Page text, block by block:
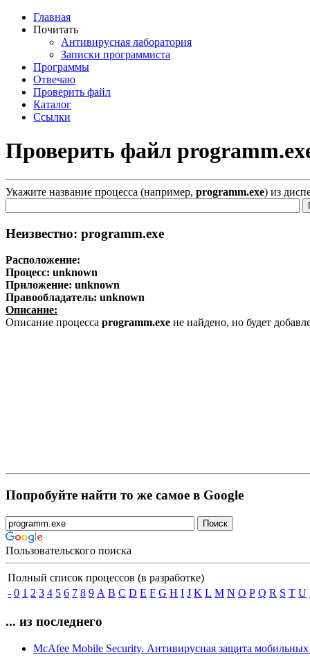
Главная
Почитать
Антивирусная лаборатория
Записки программиста
Программы
Отвечаю
Проверить файл
Каталог
Ссылки
Проверить файл
Укажите название процесса (например, programm.exe) из
Неизвестно: programm.exe
Расположение:
Процесс: unknown
Приложение: unknown
Правообладатель: unknown
Описание:
Описание процесса programm.exe не найдено, но будет
Попробуйте найти то же самое в Google
Пользовательского поиска
Полный список процессов (в разработке)
- 0 1 2 3 4 5 6 7 8 9 A B C D E F G H I J K L M N O P Q R S T U
... из последнего
McAfee Mobile Security. Антивирусная защита мобильных